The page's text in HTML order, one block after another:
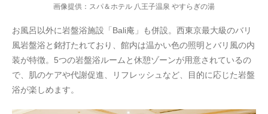
画像提供：スパ＆ホテル 八王子温泉 やすらぎの湯
お風呂以外に岩盤浴施設「Bali庵」も併設。西東京最大級のバリ
風岩盤浴と銘打たれており、館内は温かい色の照明とバリ風の内
装が特徴。5つの岩盤浴ルームと休憩ゾーンが用意されているの
で、肌のケアや代謝促進、リフレッシュなど、目的に応じた岩盤
浴が楽しめます。